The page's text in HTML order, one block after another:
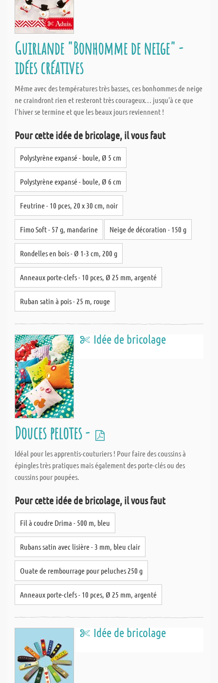
Guirlande "Bonhomme de neige" -
idées créatives
Même avec des températures très basses, ces bonhommes de neige
ne craindront rien et resteront très courageux… jusqu'à ce que
l'hiver se termine et que les beaux jours reviennent !
Pour cette idée de bricolage, il vous faut
Polystyrène expansé - boule, Ø 5 cm
Polystyrène expansé - boule, Ø 6 cm
Feutrine - 10 pces, 20 x 30 cm, noir
Fimo Soft - 57 g, mandarine Neige de décoration - 150 g
Rondelles en bois - Ø 1-3 cm, 200 g
Anneaux porte-clefs - 10 pces, Ø 25 mm, argenté
Ruban satin à pois - 25 m, rouge
Idée de bricolage
Douces pelotes -
Idéal pour les apprentis-couturiers ! Pour faire des coussins à
épingles très pratiques mais également des porte-clés ou des
coussins pour poupées.
Pour cette idée de bricolage, il vous faut
Fil à coudre Drima - 500 m, bleu
Rubans satin avec lisière - 3 mm, bleu clair
Ouate de rembourrage pour peluches 250 g
Anneaux porte-clefs - 10 pces, Ø 25 mm, argenté
Idée de bricolage